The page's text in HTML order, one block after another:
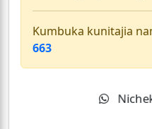
Kumbuka kunitajia
663